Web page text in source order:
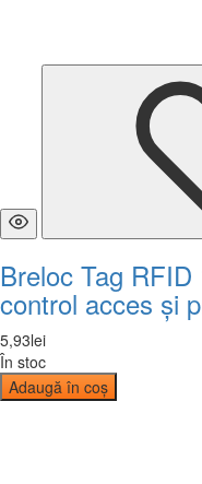
Breloc Tag
control acces și
5,93lei
În stoc
Adaugă în coș